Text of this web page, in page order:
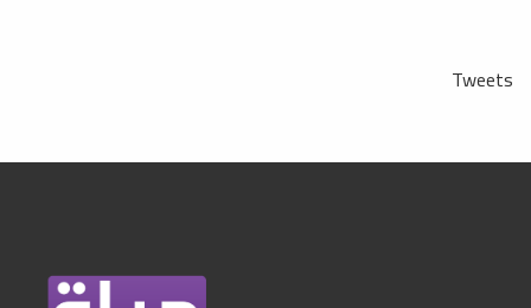
Tweets